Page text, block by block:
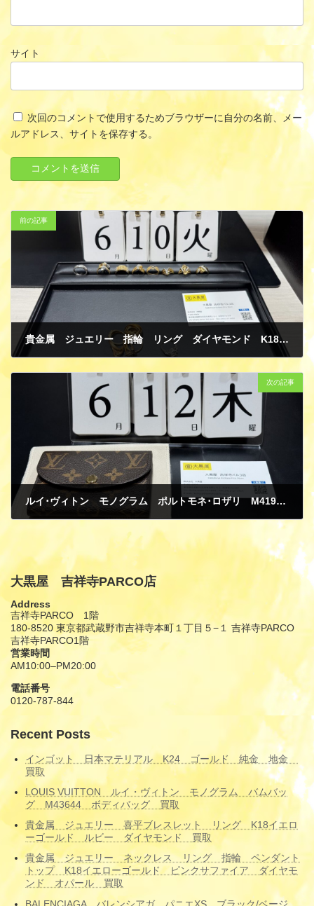
サイト
次回のコメントで使用するためブラウザーに自分の名前、メー
ルアドレス、サイトを保存する。
前の記事
貴金属 ジュエリー 指輪 リング ダイヤモンド K18 イエローゴールド PT900 プラチナ 買取
次の記事
ルイ･ヴィトン モノグラム ポルトモネ･ロザリ M41939 フューシャ 二つ折りコインケース 新品 買取
大黒屋 吉祥寺PARCO店
Address
吉祥寺PARCO 1階
180-8520 東京都武蔵野市吉祥寺本町１丁目５−１ 吉祥寺PARCO
吉祥寺PARCO1階
営業時間
AM10:00–PM20:00
電話番号
0120-787-844
Recent Posts
インゴット 日本マテリアル K24 ゴールド 純金 地金
買取
LOUIS VUITTON ルイ・ヴィトン モノグラム バムバッ
グ M43644 ボディバッグ 買取
貴金属 ジュエリー 喜平ブレスレット リング K18イエロ
ーゴールド ルビー ダイヤモンド 買取
貴金属 ジュエリー ネックレス リング 指輪 ペンダント
トップ K18イエローゴールド ピンクサファイア ダイヤモ
ンド オパール 買取
BALENCIAGA バレンシアガ パニエXS ブラック/ベージ